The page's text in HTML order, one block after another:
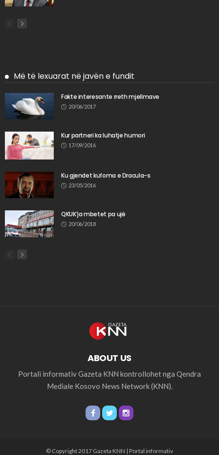
Më të lexuarat në javën e fundit
Fakte interesante rreth mjellmave
20/06/2017
Kur partneri ka luhatje humori
17/09/2016
Ku gjendet kufoma e Dracula-s
23/05/2016
QKUK’ja mbetet pa ujë
20/06/2018
ABOUT US
Portali informativ Gazeta KNN kontrollohet nga Qendra
Mediale Kosovo News Network (KNN).
© Copyright 2017 Gazeta KNN | Portal informativ